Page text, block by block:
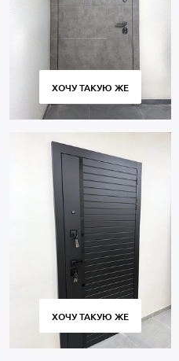
ХОЧУ ТАКУЮ ЖЕ
ХОЧУ ТАКУЮ ЖЕ